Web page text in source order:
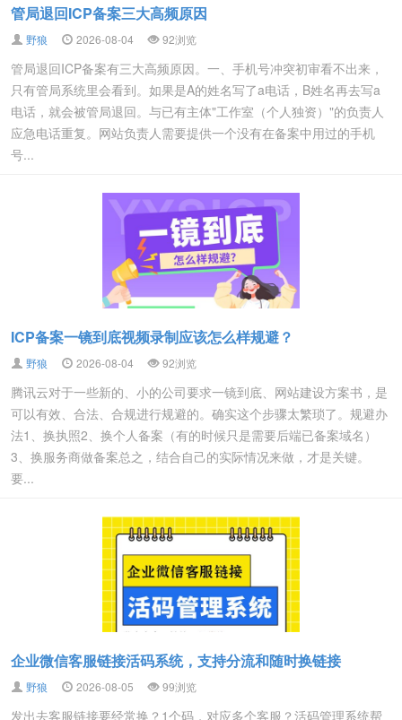
管局退回ICP备案三大高频原因
野狼 2026-08-04 92浏览
管局退回ICP备案有三大高频原因。一、手机号冲突初审看不出来，
只有管局系统里会看到。如果是A的姓名写了a电话，B姓名再去写a
电话，就会被管局退回。与已有主体"工作室（个人独资）"的负责人
应急电话重复。网站负责人需要提供一个没有在备案中用过的手机
号...
ICP备案一镜到底视频录制应该怎么样规避？
野狼 2026-08-04 92浏览
腾讯云对于一些新的、小的公司要求一镜到底、网站建设方案书，是
可以有效、合法、合规进行规避的。确实这个步骤太繁琐了。规避办
法1、换执照2、换个人备案（有的时候只是需要后端已备案域名）
3、换服务商做备案总之，结合自己的实际情况来做，才是关键。
要...
企业微信客服链接活码系统，支持分流和随时换链接
野狼 2026-08-05 99浏览
发出去客服链接要经常换？1个码，对应多个客服？活码管理系统帮